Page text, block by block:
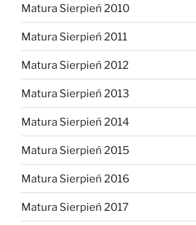
Matura Sierpień 2010
Matura Sierpień 2011
Matura Sierpień 2012
Matura Sierpień 2013
Matura Sierpień 2014
Matura Sierpień 2015
Matura Sierpień 2016
Matura Sierpień 2017